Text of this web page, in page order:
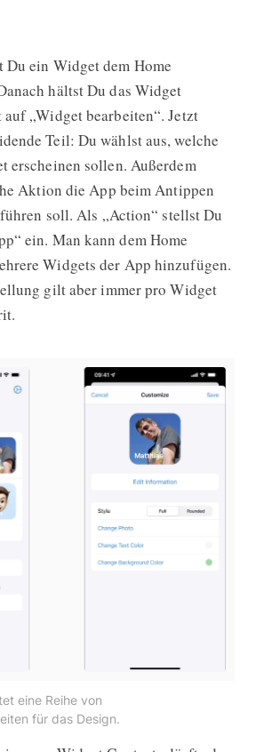
ein Widget dem Home
hältst Du das Widget
„Widget bearbeiten“. Jetzt
Teil: Du wählst aus, welche
erscheinen sollen. Außerdem
Aktion die App beim Antippen
soll. Als „Action“ stellst Du
ein. Man kann dem Home
Widgets der App hinzufügen.
gilt aber immer pro Widget
eine Reihe von
für das Design.